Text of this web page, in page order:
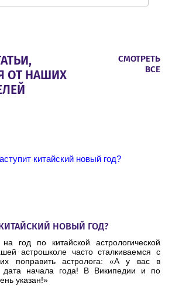
ОТ НАШИХ
СМОТРЕТЬ
ВСЕ
НОВЫЙ ГОД?
год по китайской астрологической
астрошколе часто сталкиваемся с
поправить астролога: «А у вас в
дата начала года! В Википедии и по
указан!»